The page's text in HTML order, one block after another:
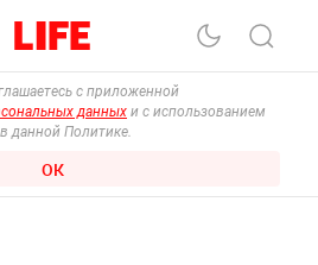
с приложенной
данных и с использованием
данной Политике.
ОК